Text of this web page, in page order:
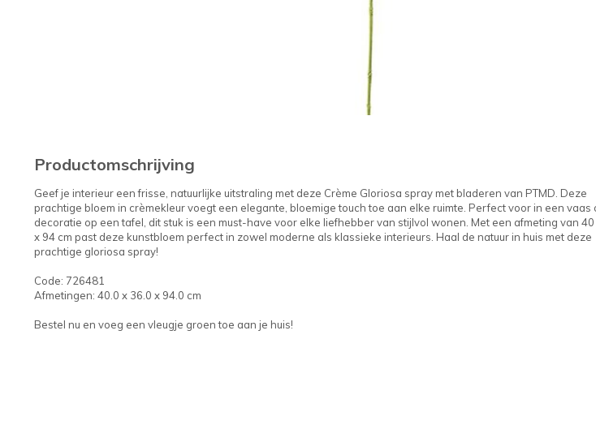
Productomschrijving
Geef je interieur een frisse, natuurlijke uitstraling met deze Crème Gloriosa spray met bladeren van PTMD. Deze
prachtige bloem in crèmekleur voegt een elegante, bloemige touch toe aan elke ruimte. Perfect voor in een vaas
decoratie op een tafel, dit stuk is een must-have voor elke liefhebber van stijlvol wonen. Met een afmeting van 40
x 94 cm past deze kunstbloem perfect in zowel moderne als klassieke interieurs. Haal de natuur in huis met deze
prachtige gloriosa spray!
Code: 726481
Afmetingen: 40.0 x 36.0 x 94.0 cm
Bestel nu en voeg een vleugje groen toe aan je huis!